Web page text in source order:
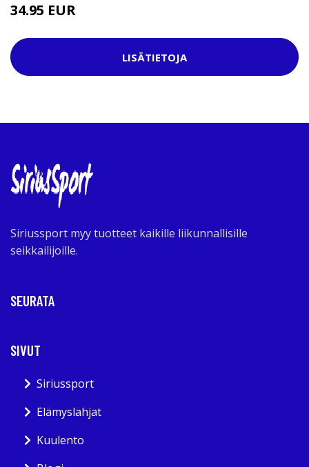
34.95 EUR
LISÄTIETOJA
Siriussport myy tuotteet kaikille liikunnallisille
seikkailijoille.
SEURATA
SIVUT
Siriussport
Elämyslahjat
Kuulento